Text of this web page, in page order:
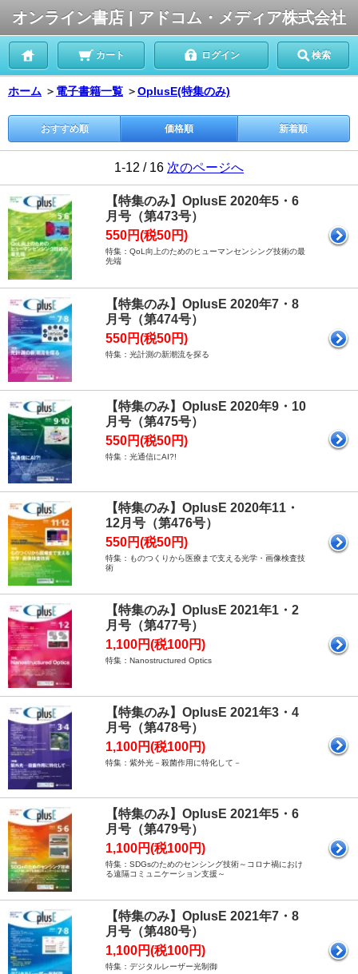
オンライン書店 | アドコム・メディア株式会社
カート ログイン 検索
ホーム ＞ 電子書籍一覧 ＞OplusE(特集のみ)
おすすめ順 価格順 新着順
1-12 / 16 次のページへ
【特集のみ】OplusE 2020年5・6
月号（第473号）
550円(税50円)
特集：QoL向上のためのヒューマンセンシング技術の最
先端
【特集のみ】OplusE 2020年7・8
月号（第474号）
550円(税50円)
特集：光計測の新潮流を探る
【特集のみ】OplusE 2020年9・10
月号（第475号）
550円(税50円)
特集：光通信にAI?!
【特集のみ】OplusE 2020年11・
12月号（第476号）
550円(税50円)
特集：ものつくりから医療まで支える光学・画像検査技
術
【特集のみ】OplusE 2021年1・2
月号（第477号）
1,100円(税100円)
特集：Nanostructured Optics
【特集のみ】OplusE 2021年3・4
月号（第478号）
1,100円(税100円)
特集：紫外光－殺菌作用に特化して－
【特集のみ】OplusE 2021年5・6
月号（第479号）
1,100円(税100円)
特集：SDGsのためのセンシング技術～コロナ禍におけ
る遠隔コミュニケーション支援～
【特集のみ】OplusE 2021年7・8
月号（第480号）
1,100円(税100円)
特集：デジタルレーザー光制御